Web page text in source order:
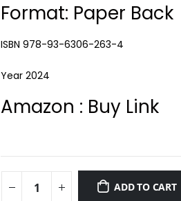
Format: Paper Back
ISBN 978-93-6306-263-4
Year 2024
Amazon : Buy Link
ADD TO CART